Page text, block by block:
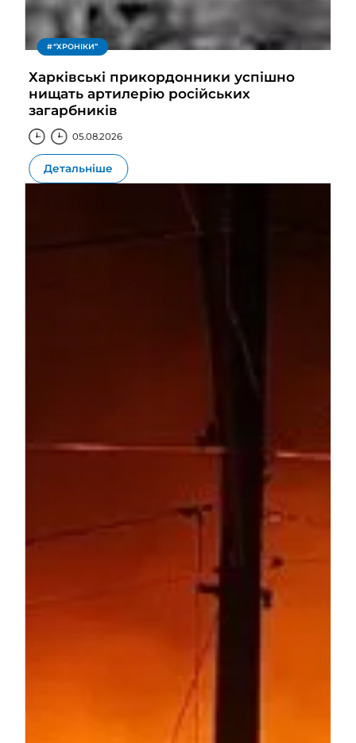
“ХРОНІКИ”
Харківські прикордонники успішно
нищать артилерію російських
загарбників
05.08.2026
Детальніше